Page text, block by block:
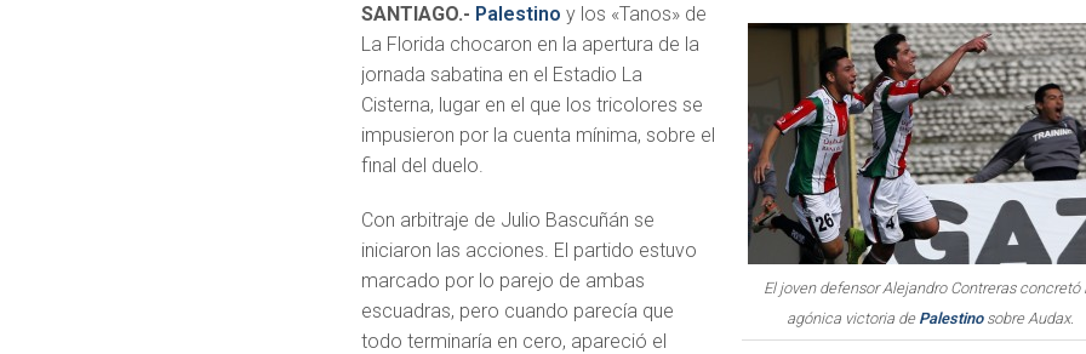
El joven defensor Alejandro Contreras concretó
agónica victoria de Palestinosobre Audax.
SANTIAGO.- Palestino y los «Tanos» de
La Florida chocaron en la apertura de la
jornada sabatina en el Estadio La
Cisterna, lugar en el que los tricolores se
impusieron por la cuenta mínima, sobre el
final del duelo.
Con arbitraje de Julio Bascuñán se
iniciaron las acciones. El partido estuvo
marcado por lo parejo de ambas
escuadras, pero cuando parecía que
todo terminaría en cero, apareció el